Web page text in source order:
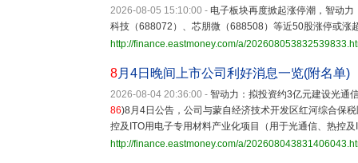
2026-08-05 15:10:00 - 电子板块再度掀起涨停潮，智动力
科技（688072）、芯朋微（688508）等近50股涨停或涨
http://finance.eastmoney.com/a/
8月4日晚间上市公司利好消息一览(附名单)
2026-08-04 20:36:00 - 智动力：拟投资约3亿元建设光
86)8月4日公告，公司与蒙自经济技术开发区红河综合保
控及ITO用电子专用材料产业化项目（用于光通信、热控
http://finance.eastmoney.com/a/